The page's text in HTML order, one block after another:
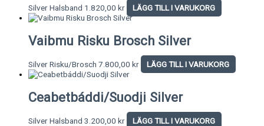
Silver Halsband 1.820,00 kr LÄGG TILL I VARUKORG
Vaibmu Risku Brosch Silver
Silver Risku/Brosch 7.800,00 kr LÄGG TILL I VARUKORG
Ceabetbáddi/Suodji Silver
Silver Halsband 3.200,00 kr LÄGG TILL I VARUKORG